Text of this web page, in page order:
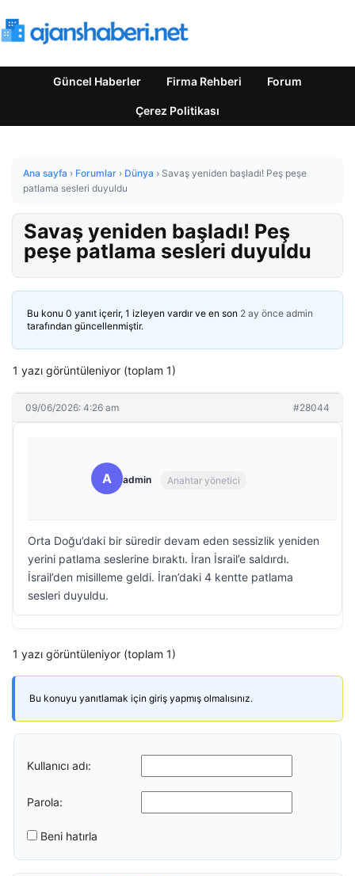
Güncel Haberler Firma Rehberi Forum
Çerez Politikası
Ana sayfa › Forumlar › Dünya › Savaş yeniden başladı! Peş peşe
patlama sesleri duyuldu
Savaş yeniden başladı! Peş
peşe patlama sesleri duyuldu
Bu konu 0 yanıt içerir, 1 izleyen vardır ve en son 2 ay önce admin
tarafından güncellenmiştir.
1 yazı görüntüleniyor (toplam 1)
09/06/2026: 4:26 am #28044
A admin Anahtar yönetici
Orta Doğu’daki bir süredir devam eden sessizlik yeniden
yerini patlama seslerine bıraktı. İran İsrail’e saldırdı.
İsrail’den misilleme geldi. İran’daki 4 kentte patlama
sesleri duyuldu.
1 yazı görüntüleniyor (toplam 1)
Bu konuyu yanıtlamak için giriş yapmış olmalısınız.
Kullanıcı adı:
Parola:
Beni hatırla